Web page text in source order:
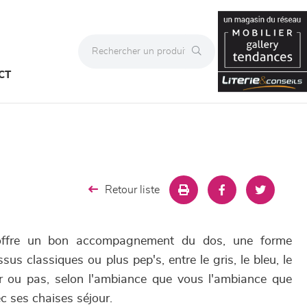
Retour liste
un bon accompagnement du dos, une forme
classiques ou plus pep's, entre le gris, le bleu, le
ou pas, selon l'ambiance que vous l'ambiance que
ses chaises séjour.